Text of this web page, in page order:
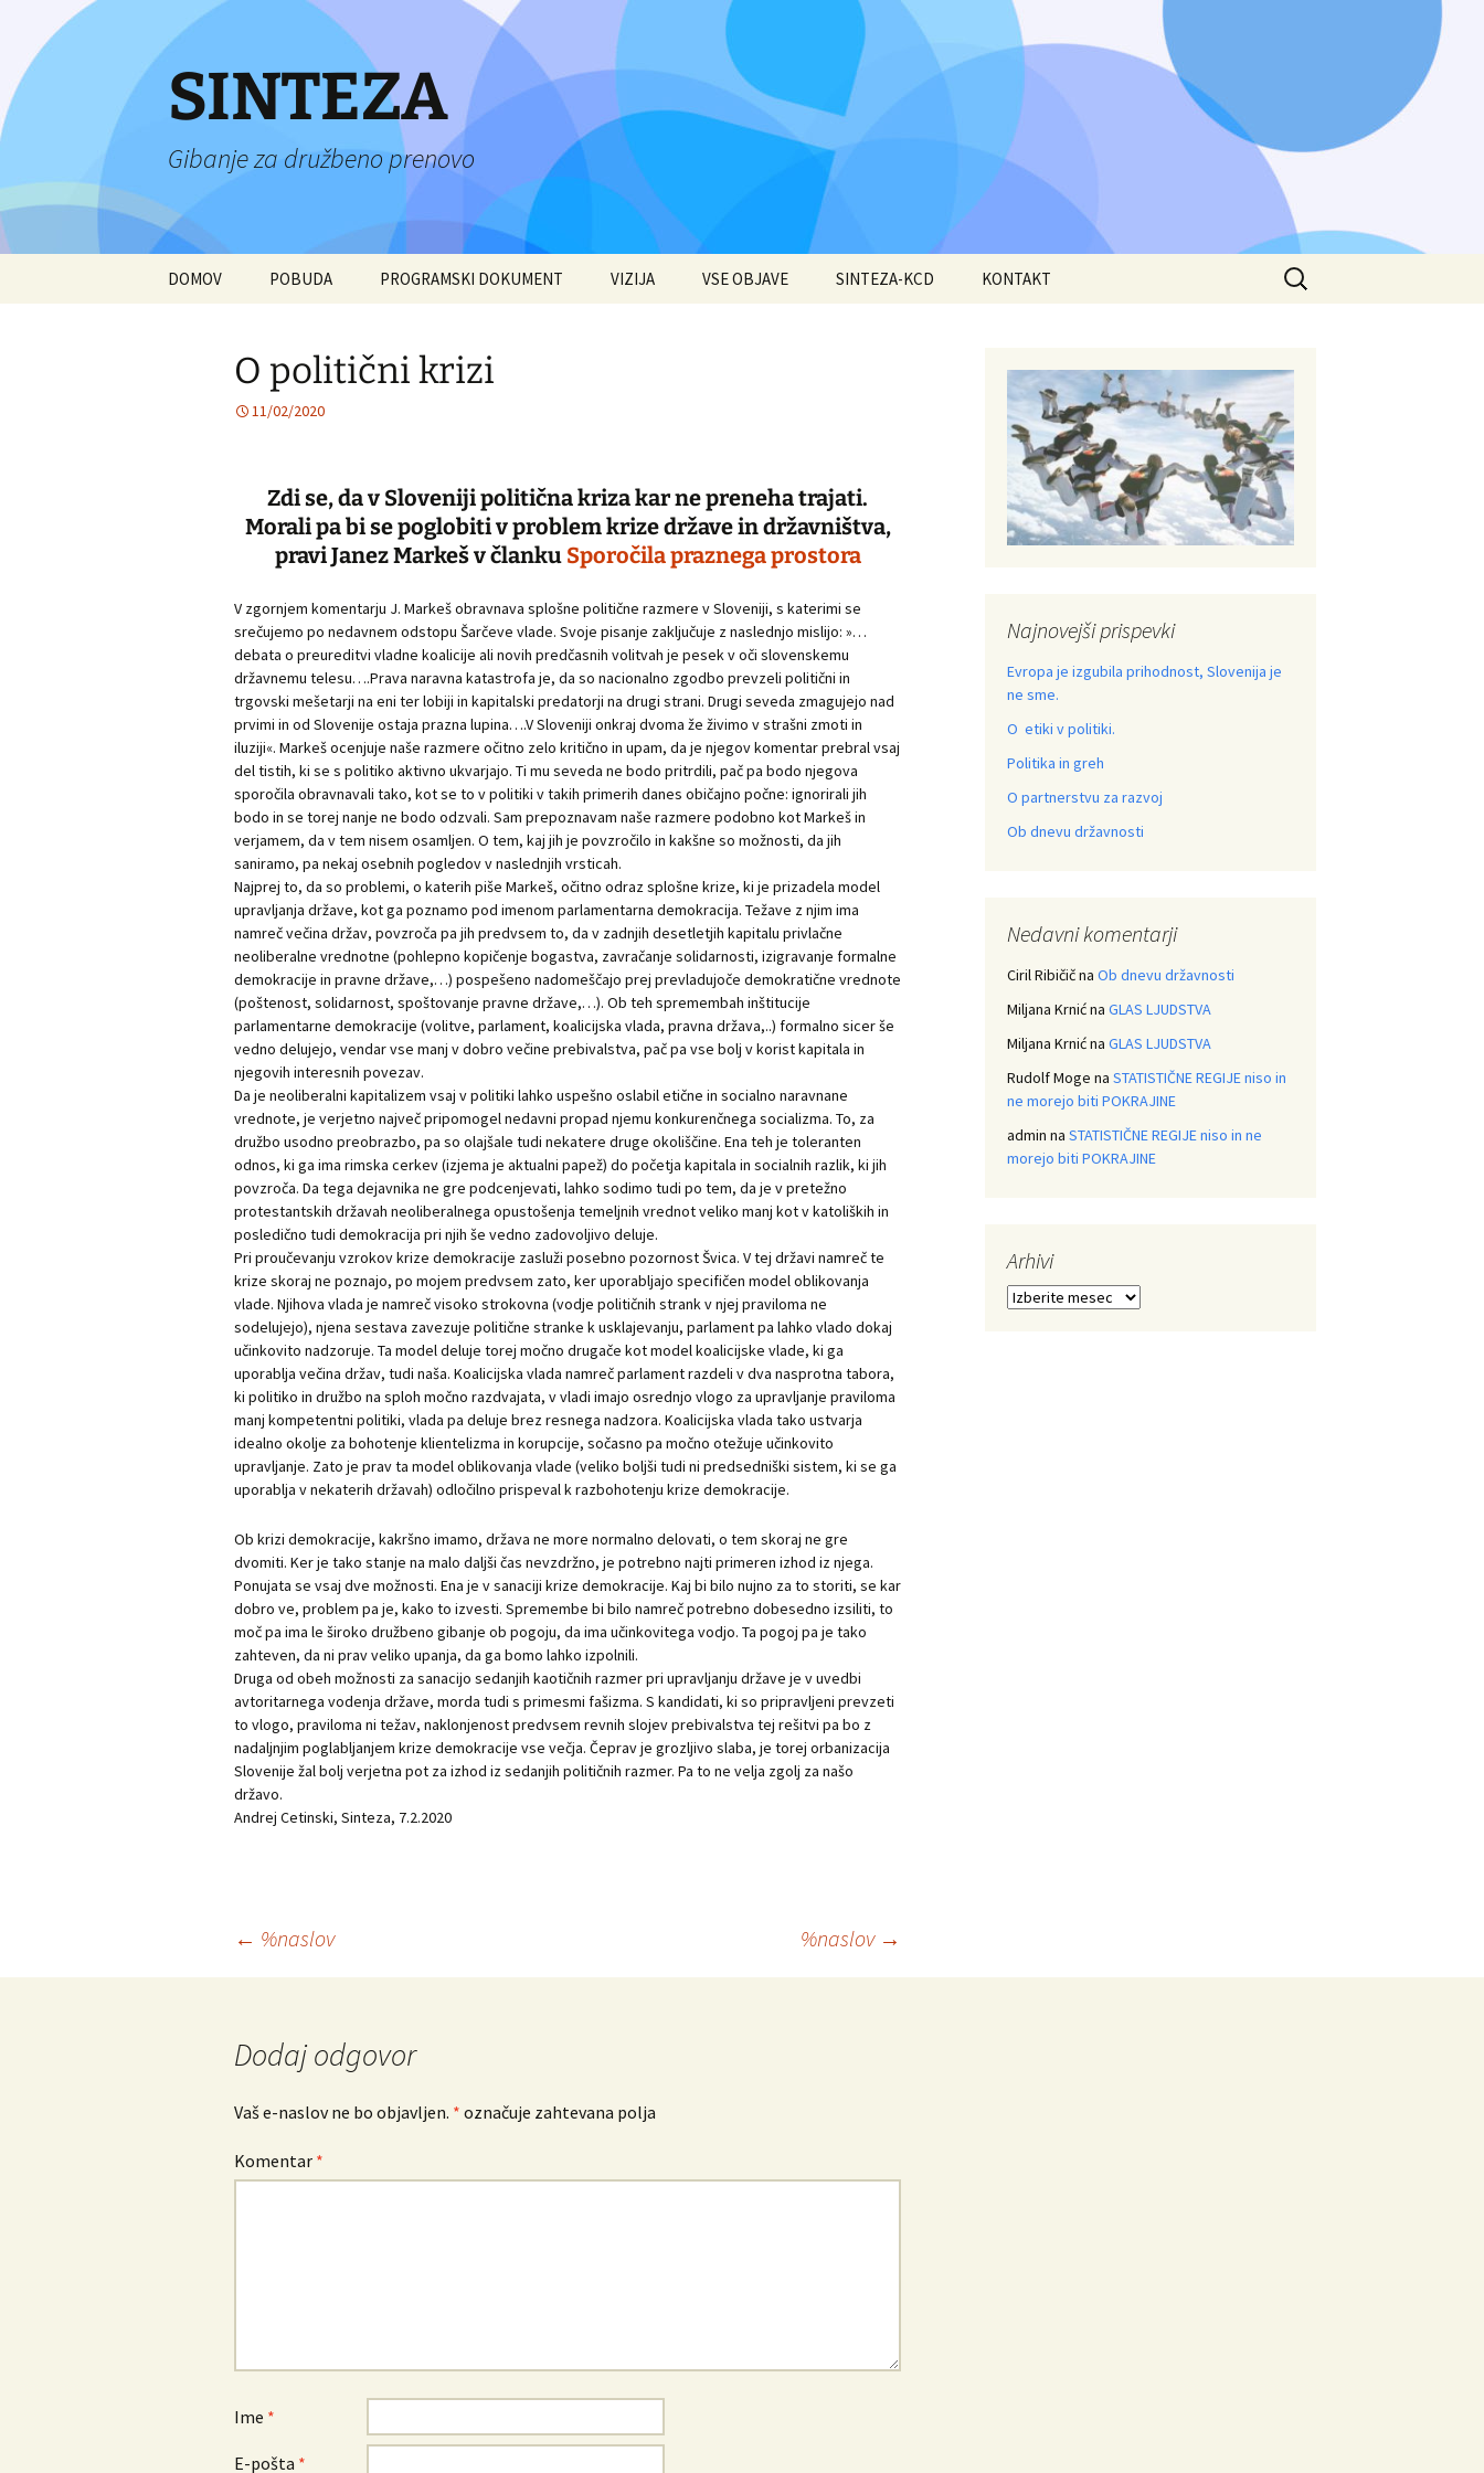
vsebino
SINTEZA
Gibanje za družbeno prenovo
DOMOV POBUDA PROGRAMSKI DOKUMENT VIZIJA VSE OBJAVE SINTEZA-KCD KONTAKT
Išči:
O politični krizi
11/02/2020
Zdi se, da v Sloveniji politična kriza kar ne preneha trajati.
Morali pa bi se poglobiti v problem krize države in državništva,
pravi Janez Markeš v članku Sporočila praznega prostora
V zgornjem komentarju J. Markeš obravnava splošne politične razmere v Sloveniji, s katerimi se
srečujemo po nedavnem odstopu Šarčeve vlade. Svoje pisanje zaključuje z naslednjo mislijo: »…
debata o preureditvi vladne koalicije ali novih predčasnih volitvah je pesek v oči slovenskemu
državnemu telesu….Prava naravna katastrofa je, da so nacionalno zgodbo prevzeli politični in
trgovski mešetarji na eni ter lobiji in kapitalski predatorji na drugi strani. Drugi seveda zmagujejo nad
prvimi in od Slovenije ostaja prazna lupina….V Sloveniji onkraj dvoma že živimo v strašni zmoti in
iluziji«. Markeš ocenjuje naše razmere očitno zelo kritično in upam, da je njegov komentar prebral vsaj
del tistih, ki se s politiko aktivno ukvarjajo. Ti mu seveda ne bodo pritrdili, pač pa bodo njegova
sporočila obravnavali tako, kot se to v politiki v takih primerih danes običajno počne: ignorirali jih
bodo in se torej nanje ne bodo odzvali. Sam prepoznavam naše razmere podobno kot Markeš in
verjamem, da v tem nisem osamljen. O tem, kaj jih je povzročilo in kakšne so možnosti, da jih
saniramo, pa nekaj osebnih pogledov v naslednjih vrsticah.
Najprej to, da so problemi, o katerih piše Markeš, očitno odraz splošne krize, ki je prizadela model
upravljanja države, kot ga poznamo pod imenom parlamentarna demokracija. Težave z njim ima
namreč večina držav, povzroča pa jih predvsem to, da v zadnjih desetletjih kapitalu privlačne
neoliberalne vrednotne (pohlepno kopičenje bogastva, zavračanje solidarnosti, izigravanje formalne
demokracije in pravne države,…) pospešeno nadomeščajo prej prevladujoče demokratične vrednote
(poštenost, solidarnost, spoštovanje pravne države,…). Ob teh spremembah inštitucije
parlamentarne demokracije (volitve, parlament, koalicijska vlada, pravna država,..) formalno sicer še
vedno delujejo, vendar vse manj v dobro večine prebivalstva, pač pa vse bolj v korist kapitala in
njegovih interesnih povezav.
Da je neoliberalni kapitalizem vsaj v politiki lahko uspešno oslabil etične in socialno naravnane
vrednote, je verjetno največ pripomogel nedavni propad njemu konkurenčnega socializma. To, za
družbo usodno preobrazbo, pa so olajšale tudi nekatere druge okoliščine. Ena teh je toleranten
odnos, ki ga ima rimska cerkev (izjema je aktualni papež) do početja kapitala in socialnih razlik, ki jih
povzroča. Da tega dejavnika ne gre podcenjevati, lahko sodimo tudi po tem, da je v pretežno
protestantskih državah neoliberalnega opustošenja temeljnih vrednot veliko manj kot v katoliških in
posledično tudi demokracija pri njih še vedno zadovoljivo deluje.
Pri proučevanju vzrokov krize demokracije zasluži posebno pozornost Švica. V tej državi namreč te
krize skoraj ne poznajo, po mojem predvsem zato, ker uporabljajo specifičen model oblikovanja
vlade. Njihova vlada je namreč visoko strokovna (vodje političnih strank v njej praviloma ne
sodelujejo), njena sestava zavezuje politične stranke k usklajevanju, parlament pa lahko vlado dokaj
učinkovito nadzoruje. Ta model deluje torej močno drugače kot model koalicijske vlade, ki ga
uporablja večina držav, tudi naša. Koalicijska vlada namreč parlament razdeli v dva nasprotna tabora,
ki politiko in družbo na sploh močno razdvajata, v vladi imajo osrednjo vlogo za upravljanje praviloma
manj kompetentni politiki, vlada pa deluje brez resnega nadzora. Koalicijska vlada tako ustvarja
idealno okolje za bohotenje klientelizma in korupcije, sočasno pa močno otežuje učinkovito
upravljanje. Zato je prav ta model oblikovanja vlade (veliko boljši tudi ni predsedniški sistem, ki se ga
uporablja v nekaterih državah) odločilno prispeval k razbohotenju krize demokracije.
Ob krizi demokracije, kakršno imamo, država ne more normalno delovati, o tem skoraj ne gre
dvomiti. Ker je tako stanje na malo daljši čas nevzdržno, je potrebno najti primeren izhod iz njega.
Ponujata se vsaj dve možnosti. Ena je v sanaciji krize demokracije. Kaj bi bilo nujno za to storiti, se kar
dobro ve, problem pa je, kako to izvesti. Spremembe bi bilo namreč potrebno dobesedno izsiliti, to
moč pa ima le široko družbeno gibanje ob pogoju, da ima učinkovitega vodjo. Ta pogoj pa je tako
zahteven, da ni prav veliko upanja, da ga bomo lahko izpolnili.
Druga od obeh možnosti za sanacijo sedanjih kaotičnih razmer pri upravljanju države je v uvedbi
avtoritarnega vodenja države, morda tudi s primesmi fašizma. S kandidati, ki so pripravljeni prevzeti
to vlogo, praviloma ni težav, naklonjenost predvsem revnih slojev prebivalstva tej rešitvi pa bo z
nadaljnjim poglabljanjem krize demokracije vse večja. Čeprav je grozljivo slaba, je torej orbanizacija
Slovenije žal bolj verjetna pot za izhod iz sedanjih političnih razmer. Pa to ne velja zgolj za našo
državo.
Andrej Cetinski, Sinteza, 7.2.2020
po
← %naslov %naslov →
Dodaj odgovor
Vaš e-naslov ne bo objavljen. * označuje zahtevana polja
Komentar *
Ime *
E-pošta *
Najnovejši prispevki
Evropa je izgubila prihodnost, Slovenija je
ne sme.
O etiki v politiki.
Politika in greh
O partnerstvu za razvoj
Ob dnevu državnosti
Nedavni komentarji
Ciril Ribičična Ob dnevu državnosti
Miljana Krnićna GLAS LJUDSTVA
Miljana Krnićna GLAS LJUDSTVA
Rudolf Moge na STATISTIČNE REGIJE niso in
ne morejo biti POKRAJINE
admin na STATISTIČNE REGIJE niso in ne
morejo biti POKRAJINE
Arhivi
Arhivi